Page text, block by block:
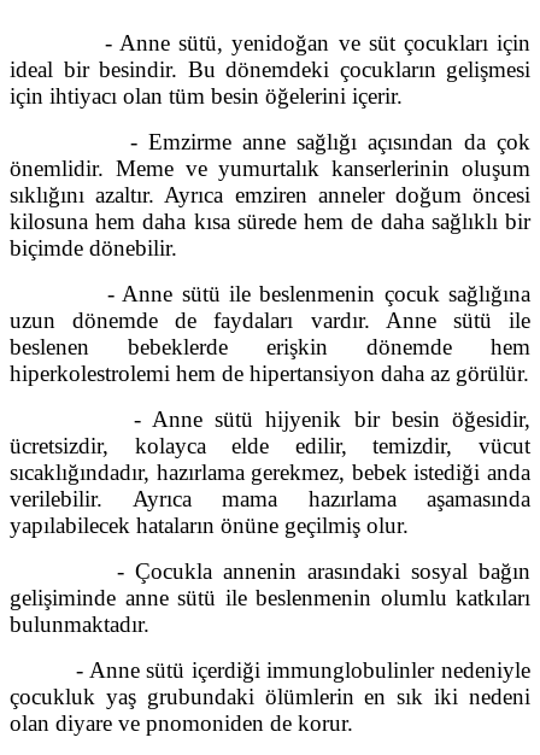
- Anne sütü, yenidoğan ve süt çocukları için
ideal bir besindir. Bu dönemdeki çocukların gelişmesi
için ihtiyacı olan tüm besin öğelerini içerir.
- Emzirme anne sağlığı açısından da çok
önemlidir. Meme ve yumurtalık kanserlerinin oluşum
sıklığını azaltır. Ayrıca emziren anneler doğum öncesi
kilosuna hem daha kısa sürede hem de daha sağlıklı bir
biçimde dönebilir.
- Anne sütü ile beslenmenin çocuk sağlığına
uzun dönemde de faydaları vardır. Anne sütü ile
beslenen bebeklerde erişkin dönemde hem
hiperkolestrolemi hem de hipertansiyon daha az görülür.
- Anne sütü hijyenik bir besin öğesidir,
ücretsizdir, kolayca elde edilir, temizdir, vücut
sıcaklığındadır, hazırlama gerekmez, bebek istediği anda
verilebilir. Ayrıca mama hazırlama aşamasında
yapılabilecek hataların önüne geçilmiş olur.
- Çocukla annenin arasındaki sosyal bağın
gelişiminde anne sütü ile beslenmenin olumlu katkıları
bulunmaktadır.
- Anne sütü içerdiği immunglobulinler nedeniyle
çocukluk yaş grubundaki ölümlerin en sık iki nedeni
olan diyare ve pnomoniden de korur.